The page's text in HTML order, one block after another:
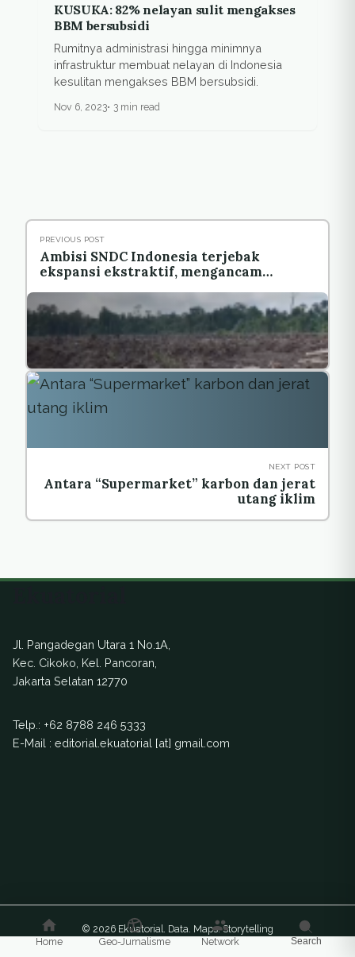
KUSUKA: 82% nelayan sulit mengakses
BBM bersubsidi
Rumitnya administrasi hingga minimnya
infrastruktur membuat nelayan di Indonesia
kesulitan mengakses BBM bersubsidi.
Nov 6, 2023 3 min read
PREVIOUS POST
Ambisi SNDC Indonesia terjebak
ekspansi ekstraktif, mengancam
NEXT POST
Antara “Supermarket” karbon dan jerat
utang iklim
Jl. Pangadegan Utara 1 No.1A,
Kec. Cikoko, Kel. Pancoran,
Jakarta Selatan 12770
Telp.: +62 8788 246 5333
E-Mail : editorial.ekuatorial [at] gmail.com
© 2026 Ekuatorial. Data. Maps. Storytelling
Home
Geo-Jurnalisme Network Search